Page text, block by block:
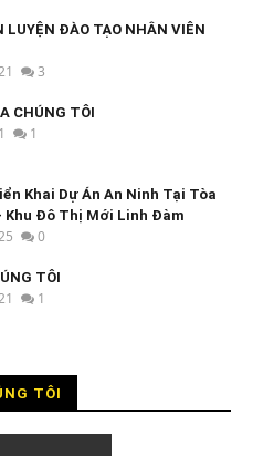
LUYỆN ĐÀO TẠO NHÂN VIÊN
3
CHÚNG TÔI
1
Khai Dự Án An Ninh Tại Tòa
Khu Đô Thị Mới Linh Đàm
0
TÔI
1
TÔI